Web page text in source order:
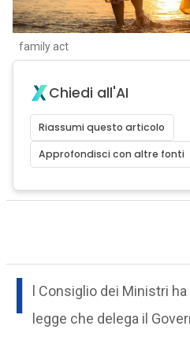
family act
Chiedi all'AI
Riassumi questo articolo
Approfondisci con altre fonti
I
l Consiglio dei Ministri
legge che delega il